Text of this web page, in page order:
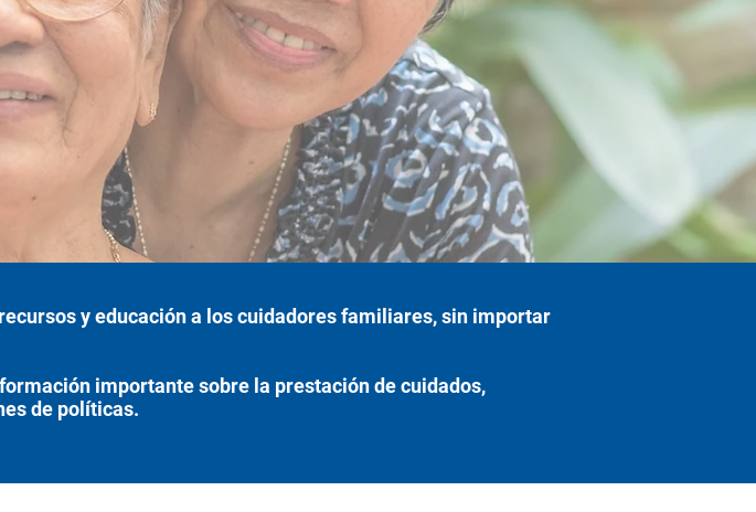
y educación a los cuidadores familiares, sin importar
importante sobre la prestación de cuidados,
de políticas.